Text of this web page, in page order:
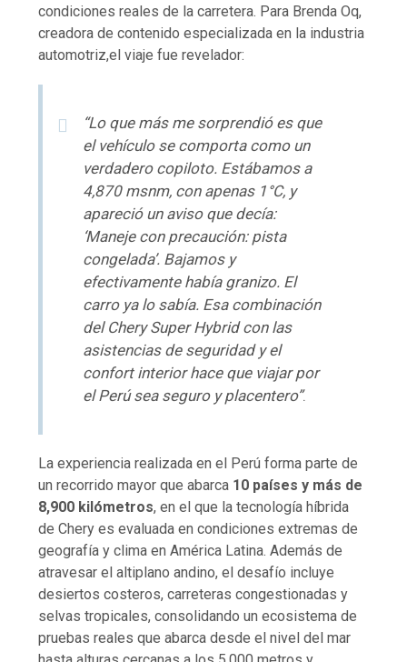
condiciones reales de la carretera. Para Brenda Oq,
creadora de contenido especializada en la industria
automotriz,el viaje fue revelador:
“Lo que más me sorprendió es que
el vehículo se comporta como un
verdadero copiloto. Estábamos a
4,870 msnm, con apenas 1°C, y
apareció un aviso que decía:
‘Maneje con precaución: pista
congelada’. Bajamos y
efectivamente había granizo. El
carro ya lo sabía. Esa combinación
del Chery Super Hybrid con las
asistencias de seguridad y el
confort interior hace que viajar por
el Perú sea seguro y placentero”.
La experiencia realizada en el Perú forma parte de
un recorrido mayor que abarca 10 países y más de
8,900 kilómetros, en el que la tecnología híbrida
de Chery es evaluada en condiciones extremas de
geografía y clima en América Latina. Además de
atravesar el altiplano andino, el desafío incluye
desiertos costeros, carreteras congestionadas y
selvas tropicales, consolidando un ecosistema de
pruebas reales que abarca desde el nivel del mar